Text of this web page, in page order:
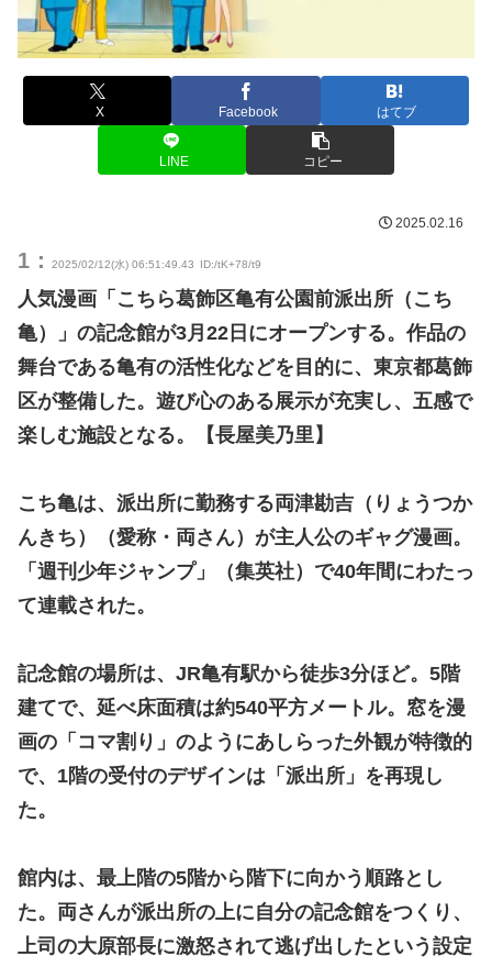
X Facebook はてブ
LINE コピー
2025.02.16
1： 2025/02/12(水) 06:51:49.43 ID:/tK+78/t9
人気漫画「こちら葛飾区亀有公園前派出所（こち
亀）」の記念館が3月22日にオープンする。作品の
舞台である亀有の活性化などを目的に、東京都葛飾
区が整備した。遊び心のある展示が充実し、五感で
楽しむ施設となる。【長屋美乃里】
こち亀は、派出所に勤務する両津勘吉（りょうつか
んきち）（愛称・両さん）が主人公のギャグ漫画。
「週刊少年ジャンプ」（集英社）で40年間にわたっ
て連載された。
記念館の場所は、JR亀有駅から徒歩3分ほど。5階
建てで、延べ床面積は約540平方メートル。窓を漫
画の「コマ割り」のようにあしらった外観が特徴的
で、1階の受付のデザインは「派出所」を再現し
た。
館内は、最上階の5階から階下に向かう順路とし
た。両さんが派出所の上に自分の記念館をつくり、
上司の大原部長に激怒されて逃げ出したという設定